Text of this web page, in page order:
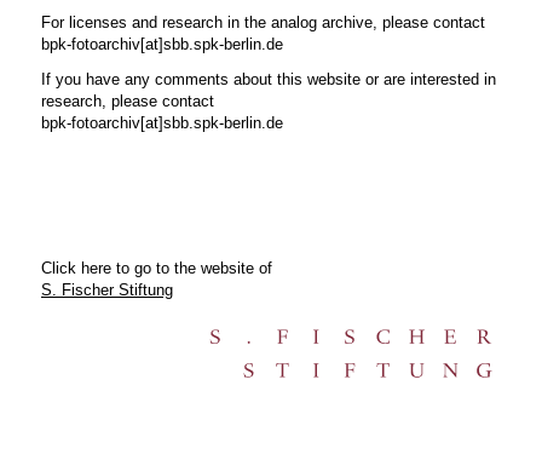
For licenses and research in the analog archive, please contact
bpk-fotoarchiv[at]sbb.spk-berlin.de
If you have any comments about this website or are interested in
research, please contact
bpk-fotoarchiv[at]sbb.spk-berlin.de
Click here to go to the website of
S. Fischer Stiftung